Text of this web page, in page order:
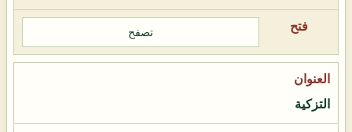
تصفح
التزكية